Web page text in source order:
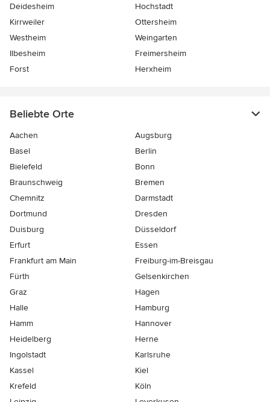
Deidesheim
Hochstadt
Kirrweiler
Ottersheim
Westheim
Weingarten
Ilbesheim
Freimersheim
Forst
Herxheim
Beliebte Orte
Aachen
Augsburg
Basel
Berlin
Bielefeld
Bonn
Braunschweig
Bremen
Chemnitz
Darmstadt
Dortmund
Dresden
Duisburg
Düsseldorf
Erfurt
Essen
Frankfurt am Main
Freiburg-im-Breisgau
Fürth
Gelsenkirchen
Graz
Hagen
Halle
Hamburg
Hamm
Hannover
Heidelberg
Herne
Ingolstadt
Karlsruhe
Kassel
Kiel
Krefeld
Köln